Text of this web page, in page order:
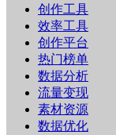
创作工具
效率工具
创作平台
热门榜单
数据分析
流量变现
素材资源
数据优化